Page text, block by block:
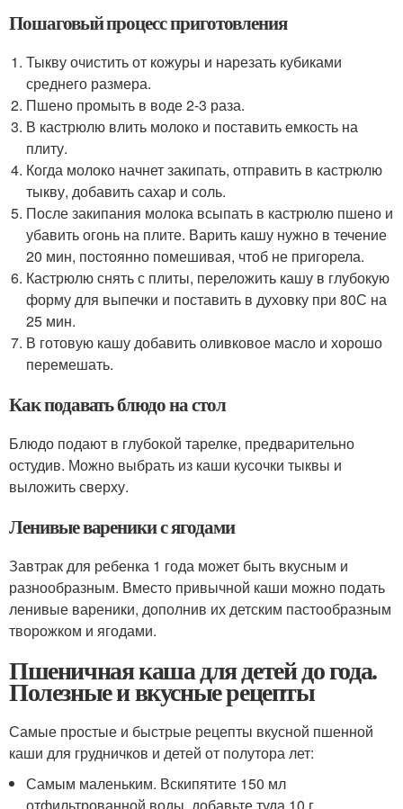
Пошаговый процесс приготовления
Тыкву очистить от кожуры и нарезать кубиками
среднего размера.
Пшено промыть в воде 2-3 раза.
В кастрюлю влить молоко и поставить емкость на
плиту.
Когда молоко начнет закипать, отправить в кастрюлю
тыкву, добавить сахар и соль.
После закипания молока всыпать в кастрюлю пшено и
убавить огонь на плите. Варить кашу нужно в течение
20 мин, постоянно помешивая, чтоб не пригорела.
Кастрюлю снять с плиты, переложить кашу в глубокую
форму для выпечки и поставить в духовку при 80С на
25 мин.
В готовую кашу добавить оливковое масло и хорошо
перемешать.
Как подавать блюдо на стол
Блюдо подают в глубокой тарелке, предварительно
остудив. Можно выбрать из каши кусочки тыквы и
выложить сверху.
Ленивые вареники с ягодами
Завтрак для ребенка 1 года может быть вкусным и
разнообразным. Вместо привычной каши можно подать
ленивые вареники, дополнив их детским пастообразным
творожком и ягодами.
Пшеничная каша для детей до года.
Полезные и вкусные рецепты
Самые простые и быстрые рецепты вкусной пшенной
каши для грудничков и детей от полутора лет:
Самым маленьким. Вскипятите 150 мл